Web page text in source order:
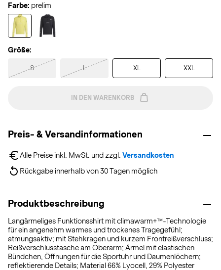
Farbe: prelim
Größe:
S L XL XXL
IN DEN WARENKORB
Preis- & Versandinformationen
Alle Preise inkl. MwSt. und zzgl. Versandkosten
Rückgabe innerhalb von 30 Tagen möglich
Produktbeschreibung
Langärmeliges Funktionsshirt mit climawarm+™-Technologie
für ein angenehm warmes und trockenes Tragegefühl;
atmungsaktiv; mit Stehkragen und kurzem Frontreißverschluss;
Reißverschlusstasche am Oberarm; Ärmel mit elastischen
Bündchen, Öffnungen für die Sportuhr und Daumenlöchern;
reflektierende Details; Material 66% Lyocell, 29% Polyester